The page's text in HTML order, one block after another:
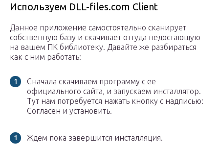
Используем DLL-files.com Client
Данное приложение самостоятельно сканирует
собственную базу и скачивает оттуда недостающую
на вашем ПК библиотеку. Давайте же разбираться
как с ним работать:
Сначала скачиваем программу с ее
официального сайта, и запускаем инсталлятор.
Тут нам потребуется нажать кнопку с надписью:
Согласен и установить.
Ждем пока завершится инсталляция.